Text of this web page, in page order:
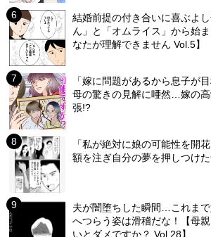
結婚前提の付き合いに喜ぶよ
ん」と「オムライス」から始
なたが理解できません Vol.5】
「嫁に問題があるから息子が
母の驚きの見解に唖然…嫁の
張!?
「私が絶対に娘の可能性を開
額を注ぎ自分の夢を押しつけ
夫が闇堕ちした瞬間…これま
へつらう姿は滑稽だな！【母
いとダメですか？ Vol.28】